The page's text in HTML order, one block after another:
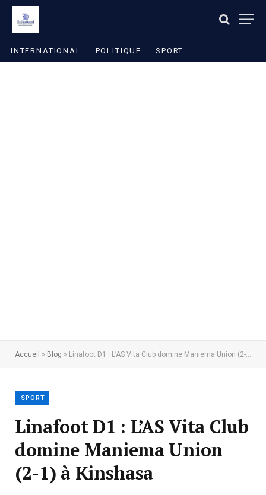
INTERNATIONAL POLITIQUE SPORT
Accueil » Blog » Linafoot D1 : L’AS Vita Club domine Maniema Union (2-1) à Kinshasa
SPORT
Linafoot D1 : L’AS Vita Club
domine Maniema Union
(2-1) à Kinshasa